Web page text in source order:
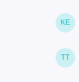
KE
TT